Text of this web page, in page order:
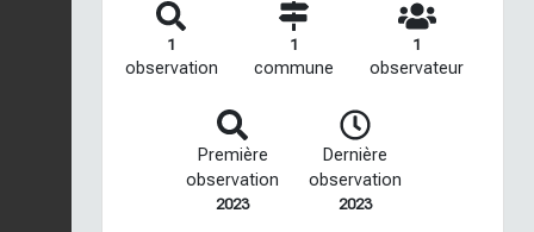
1
observation
1
commune
1
observateur
Première
observation
2023
Dernière
observation
2023